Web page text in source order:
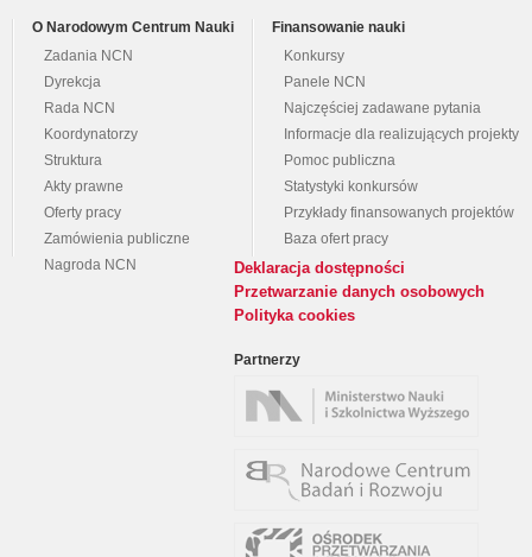
O Narodowym Centrum Nauki
Zadania NCN
Dyrekcja
Rada NCN
Koordynatorzy
Struktura
Akty prawne
Oferty pracy
Zamówienia publiczne
Nagroda NCN
Finansowanie nauki
Konkursy
Panele NCN
Najczęściej zadawane pytania
Informacje dla realizujących projekty
Pomoc publiczna
Statystyki konkursów
Przykłady finansowanych projektów
Baza ofert pracy
Deklaracja dostępności
Przetwarzanie danych osobowych
Polityka cookies
Partnerzy